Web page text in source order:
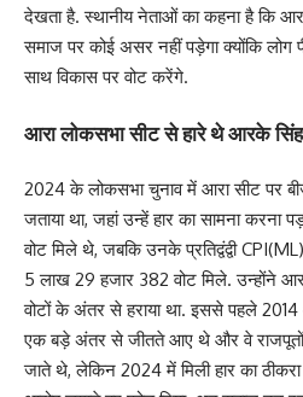
देखता है. स्थानीय नेताओं का कहना है कि
समाज पर कोई असर नहीं पड़ेगा क्योंकि लोग
साथ विकास पर वोट करेंगे.
आरा लोकसभा सीट से हारे थे आरके सिंह
2024 के लोकसभा चुनाव में आरा सीट पर
जताया था, जहां उन्हें हार का सामना
वोट मिले थे, जबकि उनके प्रतिद्वंद्वी
5 लाख 29 हजार 382 वोट मिले. उन्होंने
वोटों के अंतर से हराया था. इससे पहले
एक बड़े अंतर से जीतते आए थे और वे
जाते थे, लेकिन 2024 में मिली हार का ठीकरा